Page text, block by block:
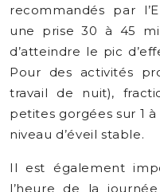
recommandés par
une prise 30 à 45
d’atteindre le pic
Pour des activités
travail de nuit),
petites gorgées sur 1
niveau d’éveil stable.
Il est également
l’heure de la